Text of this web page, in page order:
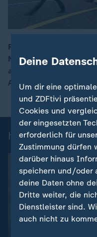
00:16
Russlands traditionelle
Nazi-Deutschland ist
ausgefallen. Wohl
Angriffe befürchtet
heute 19:00
Deine
Um dir eine
und ZDFtivi
Cookies und
der eingesetzten
erforderlich für
Zustimmung dürfen
darüber hinaus
speichern und/oder
deine Daten ohne
Dritte weiter, die
Dienstleister sind.
auch nicht zu